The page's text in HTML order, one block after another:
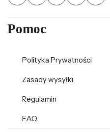
Pomoc
Polityka Prywatności
Zasady wysyłki
Regulamin
FAQ